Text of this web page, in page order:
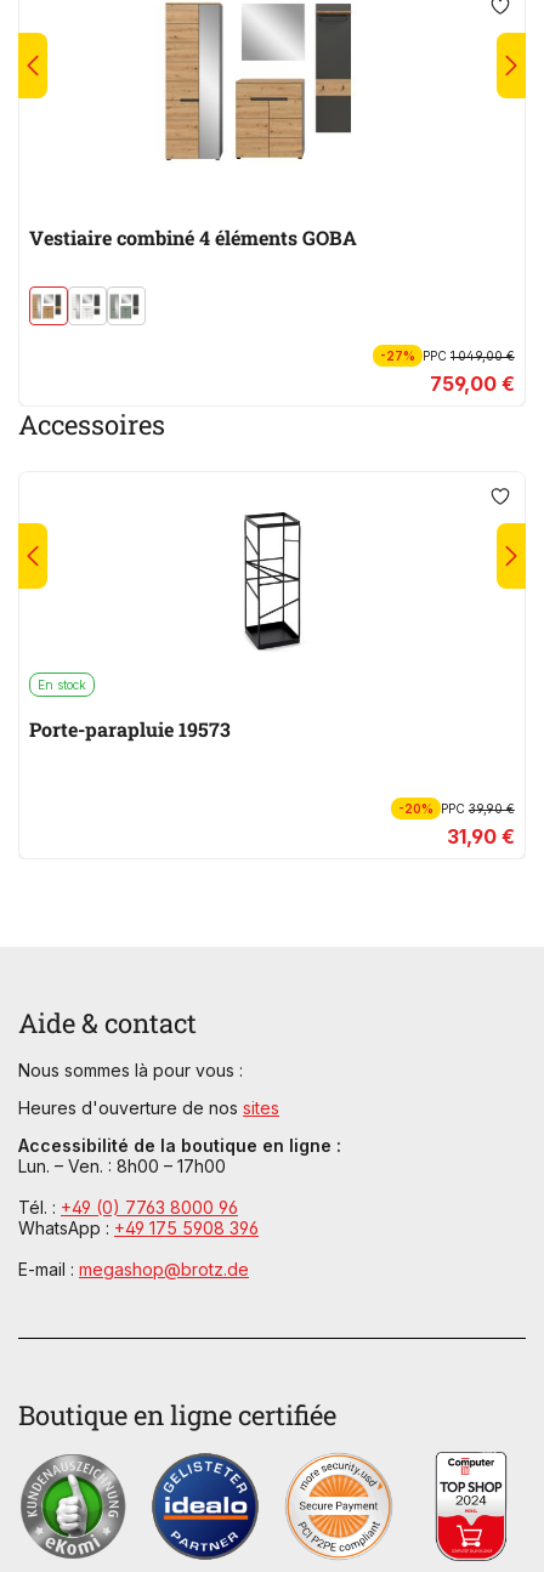
Vestiaire combiné 4 éléments GOBA
-27% PPC1 049,00 €
759,00 €
Accessoires
En stock
Porte-parapluie 19573
-20% PPC39,90 €
31,90 €
Aide & contact
Nous sommes là pour vous :
Heures d'ouverture de nos sites
Accessibilité de la boutique en ligne :
Lun. – Ven. : 8h00 – 17h00
Tél. : +49 (0) 7763 8000 96
WhatsApp : +49 175 5908 396
E-mail : megashop@brotz.de
Boutique en ligne certifiée